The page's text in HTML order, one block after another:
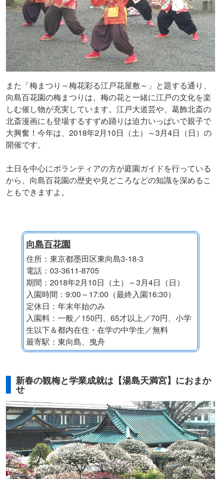
また「梅まつり～梅花彩る江戸花屋敷～」と題する通り、
向島百花園の梅まつりは、梅の花と一緒に江戸の文化を楽
しむ催し物が充実しています。江戸大道芸や、葛飾北斎の
北斎漫画にも登場するすずめ踊りは迫力いっぱいで親子で
大興奮！今年は、2018年2月10日（土）～3月4日（日）の
開催です。
土日を中心にボランティアの方が庭園ガイドを行っている
から、向島百花園の歴史や見どころなどの知識を深めるこ
ともできますよ。
向島百花園
住所：東京都墨田区東向島3-18-3
電話：03-3611-8705
期間：2018年2月10日（土）～3月4日（日）
入園時間：9:00～17:00（最終入園16:30）
定休日：年末年始のみ
入園料：一般／150円、65才以上／70円、小学
生以下＆都内在住・在学の中学生／無料
最寄駅：東向島、曳舟
新春の観梅と学業成就は【湯島天満宮】におまか
せ